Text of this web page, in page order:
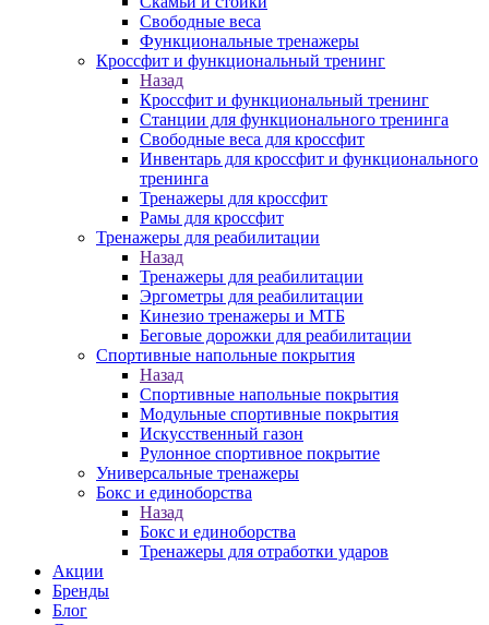
Свободные веса
Функциональные тренажеры
Кроссфит и функциональный тренинг
Назад
Кроссфит и функциональный тренинг
Станции для функционального тренинга
Свободные веса для кроссфит
Инвентарь для кроссфит и функционального
тренинга
Тренажеры для кроссфит
Рамы для кроссфит
Тренажеры для реабилитации
Назад
Тренажеры для реабилитации
Эргометры для реабилитации
Кинезио тренажеры и МТБ
Беговые дорожки для реабилитации
Спортивные напольные покрытия
Назад
Спортивные напольные покрытия
Модульные спортивные покрытия
Искусственный газон
Рулонное спортивное покрытие
Универсальные тренажеры
Бокс и единоборства
Назад
Бокс и единоборства
Тренажеры для отработки ударов
Акции
Бренды
Блог